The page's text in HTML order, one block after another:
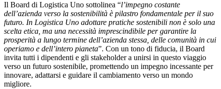
Il Board di Logistica Uno sottolinea “l’impegno costante
dell’azienda verso la sostenibilità è pilastro fondamentale per il suo
futuro. In Logistica Uno adottare pratiche sostenibili non è solo una
scelta etica, ma una necessità imprescindibile per garantire la
prosperità a lungo termine dell’azienda stessa, delle comunità in cui
operiamo e dell’intero pianeta”. Con un tono di fiducia, il Board
invita tutti i dipendenti e gli stakeholder a unirsi in questo viaggio
verso un futuro sostenibile, promettendo un impegno incessante per
innovare, adattarsi e guidare il cambiamento verso un mondo
migliore.